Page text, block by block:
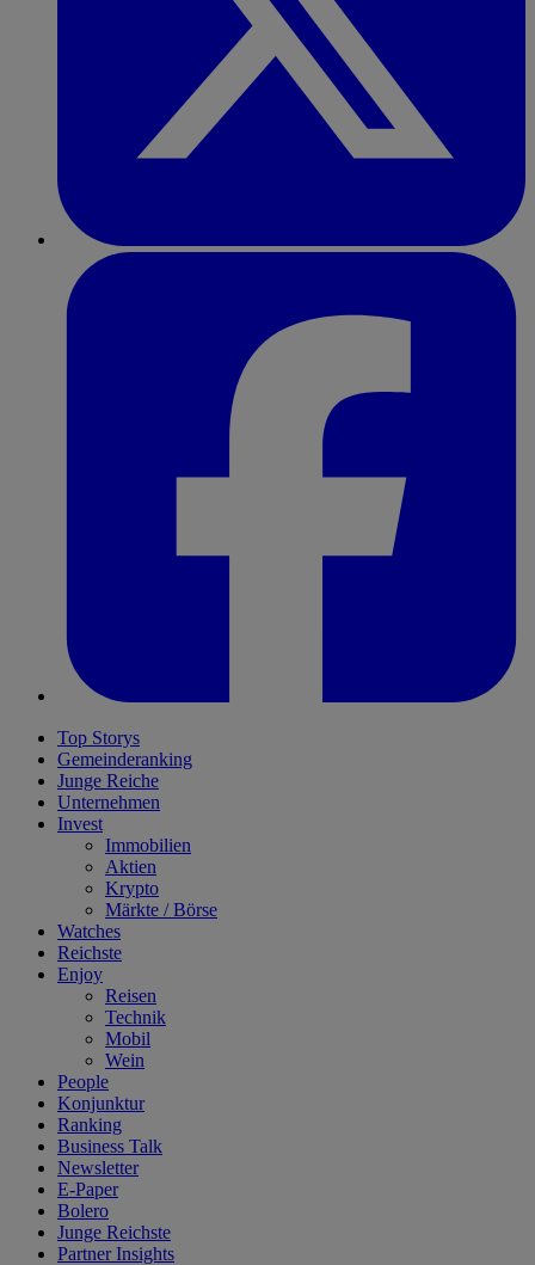
Top Storys
Gemeinderanking
Junge Reiche
Unternehmen
Invest
Immobilien
Aktien
Krypto
Märkte / Börse
Watches
Reichste
Enjoy
Reisen
Technik
Mobil
Wein
People
Konjunktur
Ranking
Business Talk
Newsletter
E-Paper
Bolero
Junge Reichste
Partner Insights